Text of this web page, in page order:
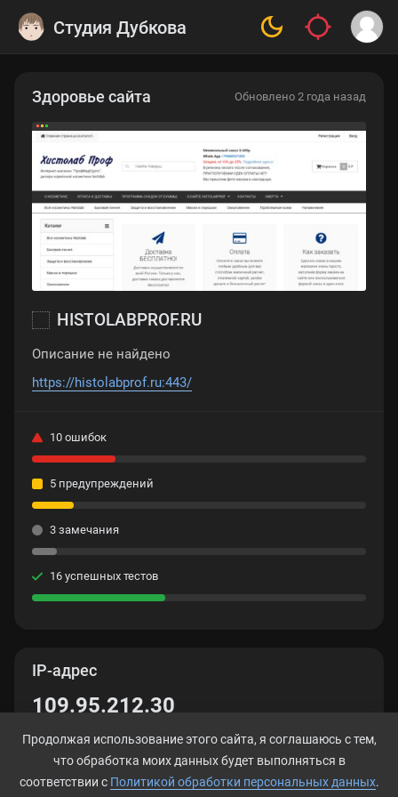
Студия Дубкова
IP-адрес
109.95.212.30
Здоровье сайта Обновлено 2 года назад
HISTOLABPROF.RU
Описание не найдено
https://histolabprof.ru:443/
10 ошибок
5 предупреждений
3 замечания
16 успешных тестов
Продолжая использование этого сайта, я соглашаюсь с тем,
что обработка моих данных будет выполняться в
соответствии с Политикой обработки персональных данных.